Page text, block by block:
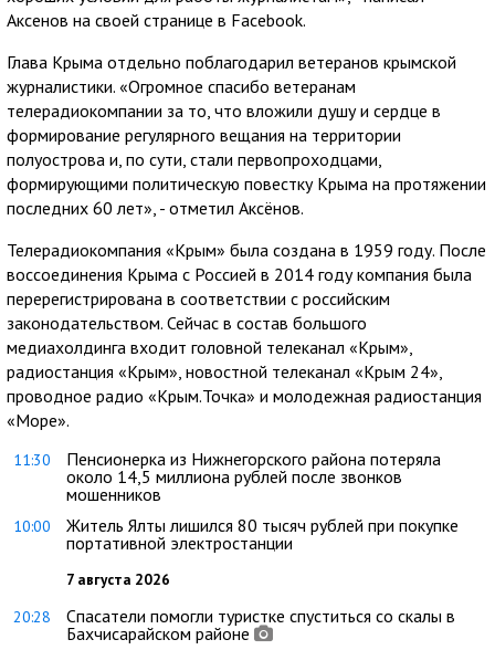
Аксенов на своей странице в Facebook.
Глава Крыма отдельно поблагодарил ветеранов крымской
журналистики. «Огромное спасибо ветеранам
телерадиокомпании за то, что вложили душу и сердце в
формирование регулярного вещания на территории
полуострова и, по сути, стали первопроходцами,
формирующими политическую повестку Крыма на протяжении
последних 60 лет», - отметил Аксёнов.
Телерадиокомпания «Крым» была создана в 1959 году. После
воссоединения Крыма с Россией в 2014 году компания была
перерегистрирована в соответствии с российским
законодательством. Сейчас в состав большого
медиахолдинга входит головной телеканал «Крым»,
радиостанция «Крым», новостной телеканал «Крым 24»,
проводное радио «Крым.Точка» и молодежная радиостанция
«Море».
11:30
Пенсионерка из Нижнегорского района потеряла
около 14,5 миллиона рублей после звонков
мошенников
10:00
Житель Ялты лишился 80 тысяч рублей при покупке
портативной электростанции
7 августа 2026
20:28
Спасатели помогли туристке спуститься со скалы в
Бахчисарайском районе